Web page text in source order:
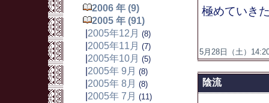
2006 年 (9)
2005 年 (91)
2005年12月 (8)
2005年11月 (7)
2005年10月 (5)
2005年 9月 (8)
2005年 8月 (8)
2005年 7月 (11)
極めていき
5月28日（土）
陰流